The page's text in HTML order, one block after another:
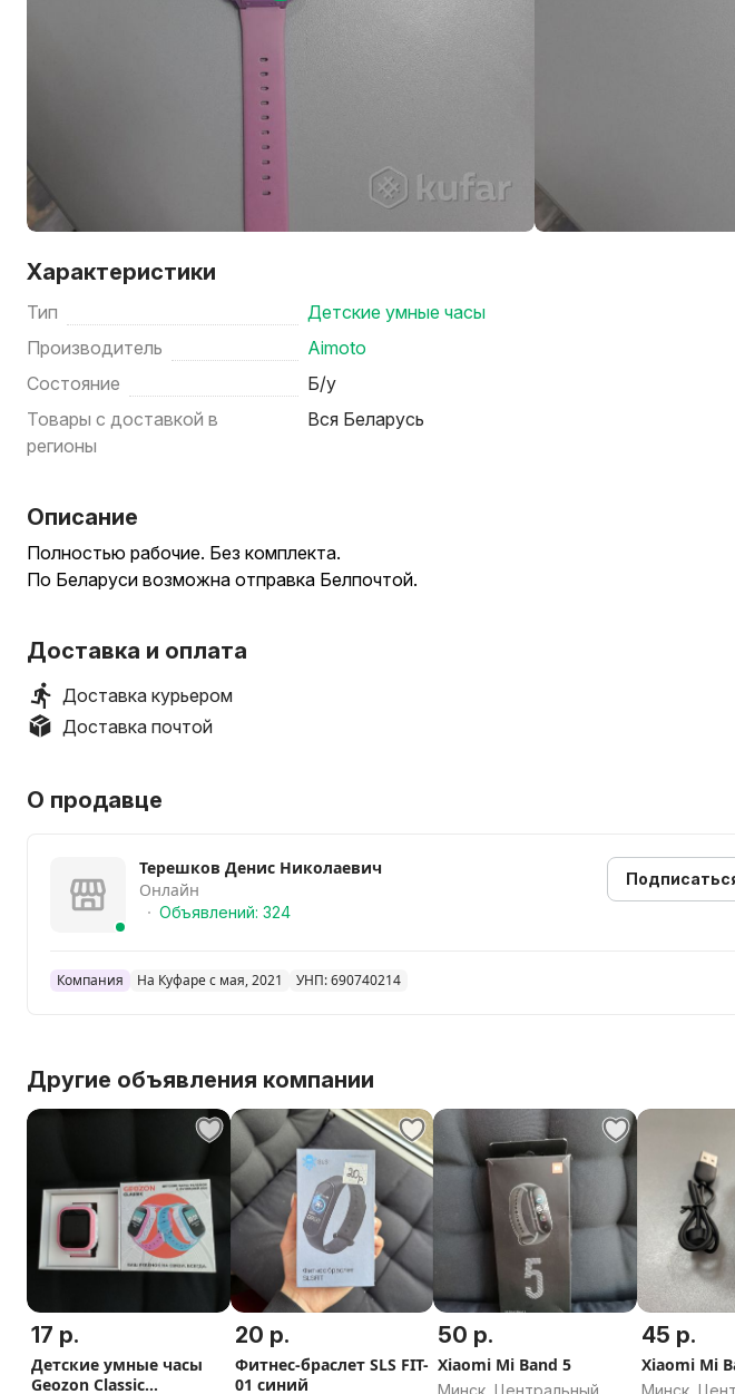
Характеристики
Тип
Детские умные часы
Производитель
Aimoto
Состояние
Б/у
Товары с доставкой в
регионы
Вся Беларусь
Описание
Полностью рабочие. Без комплекта.
По Беларуси возможна отправка Белпочтой.
Доставка и оплата
Доставка курьером
Доставка почтой
О продавце
Терешков Денис Николаевич
Онлайн
Объявлений: 324
Компания На Куфаре с мая, 2021 УНП: 690740214
Другие объявления компании
17 р.
Детские умные часы
Geozon Classic
20 р.
Фитнес-браслет SLS FIT-
01 синий
50 р.
Xiaomi Mi Band 5
Минск, Центральный
45 р.
Xiaomi Mi
Минск,